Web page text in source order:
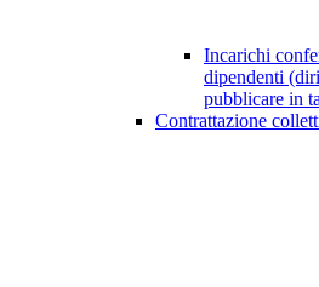
Incarichi
dipendenti
pubblicare in
Contrattazione